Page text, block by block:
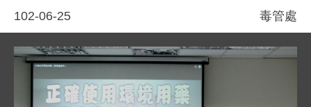
102-06-25 毒管處